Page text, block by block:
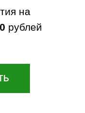
на
рублей